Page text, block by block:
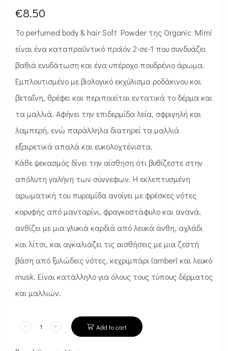
€8.50
Το perfumed body & hair Soft Powder της Organic Mimi
είναι ένα καταπραϋντικό προϊόν 2-σε-1 που συνδυάζει
βαθιά ενυδάτωση και ένα υπέροχο πουδρένιο άρωμα.
Εμπλουτισμένο με βιολογικό εκχύλισμα ροδάκινου και
βεταΐνη, θρέφει και περιποιείται εντατικά το δέρμα και
τα μαλλιά. Αφήνει την επιδερμίδα λεία, σφριγηλή και
λαμπερή, ενώ παράλληλα διατηρεί τα μαλλιά
εξαιρετικά απαλά και ευκολοχτένιστα.
Κάθε ψεκασμός δίνει την αίσθηση ότι βυθίζεστε στην
απόλυτη γαλήνη των σύννεφων. Η εκλεπτυσμένη
αρωματική του πυραμίδα ανοίγει με φρέσκες νότες
κορυφής από μανταρίνι, φραγκοστάφυλο και ανανά,
ανθίζει με μια γλυκιά καρδιά από λευκά άνθη, αχλάδι
και λίτσι, και αγκαλιάζει τις αισθήσεις με μια ζεστή
βάση από ξυλώδεις νότες, κεχριμπάρι (amber) και λευκό
musk. Είναι κατάλληλο για όλους τους τύπους δέρματος
και μαλλιών.
Add to cart